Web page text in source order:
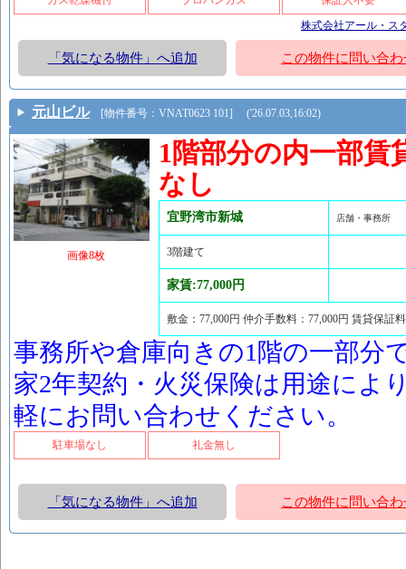
株式会社アール・ス
「気になる物件」へ追加 この物件に問い合わ
元山ビル[物件番号：VNAT0623 101] ('26.07.03,16:02)
画像8枚
1階部分の内一部賃
なし
宜野湾市新城 店舗・事務所
3階建て
家賃:77,000円
敷金：77,000円 仲介手数料：77,000円 賃貸保
事務所や倉庫向きの1階の一部分
家2年契約・火災保険は用途によ
軽にお問い合わせください。
駐車場なし 礼金無し
「気になる物件」へ追加 この物件に問い合わ